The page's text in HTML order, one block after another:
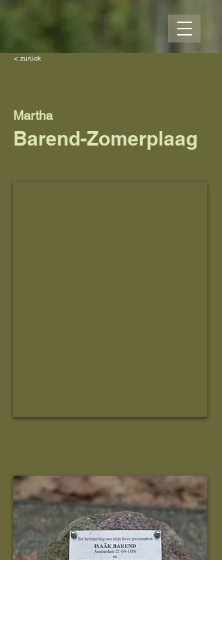
< zurück
Martha
Barend-Zomerplaag